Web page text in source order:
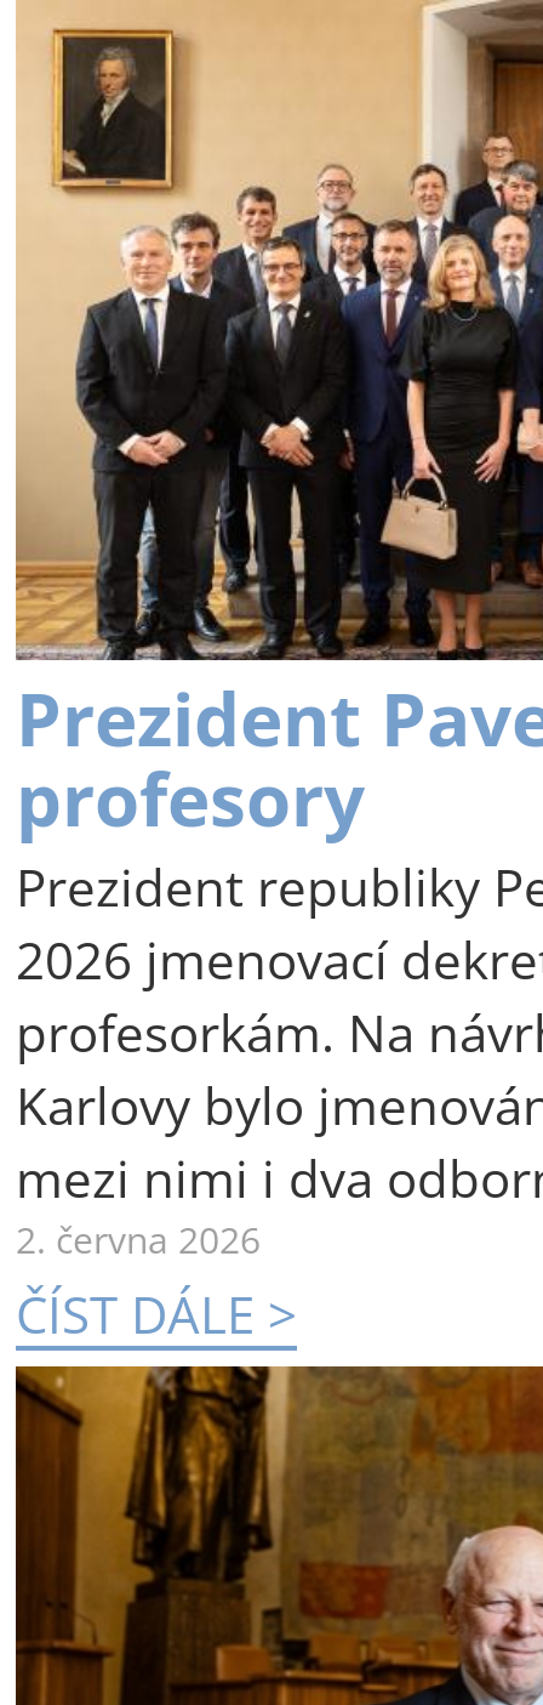
Prezident
profesory
Prezident republiky
2026 jmenovací
profesorkám. Na
Karlovy bylo
mezi nimi i dva
2. června 2026
ČÍST DÁLE >